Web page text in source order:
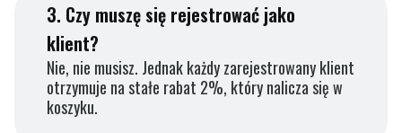
3. Czy muszę się rejestrować jako
klient?
Nie, nie musisz. Jednak każdy zarejestrowany klient
otrzymuje na stałe rabat 2%, który nalicza się w
koszyku.